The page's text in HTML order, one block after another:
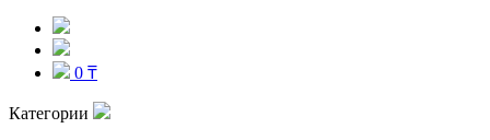
0 ₸
Категории